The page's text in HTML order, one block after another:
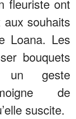
fleuriste ont
souhaits
Loana. Les
bouquets
un geste
de
suscite.